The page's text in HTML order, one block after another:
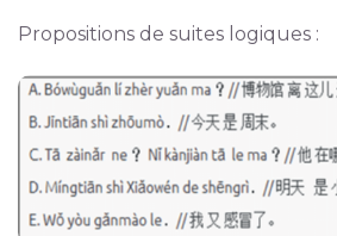
Propositions de suites logiques :